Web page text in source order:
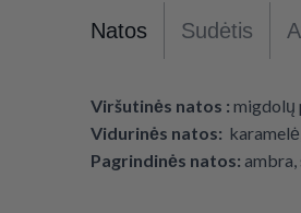
Natos Sudėtis
Viršutinės natos : migdolų
Vidurinės natos:
Pagrindinės natos: ambra,